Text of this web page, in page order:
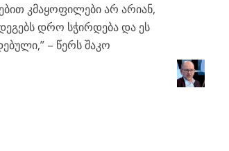
კმაყოფილები არ არიან,
დრო სჭირდება და ეს
– წერს შაკო